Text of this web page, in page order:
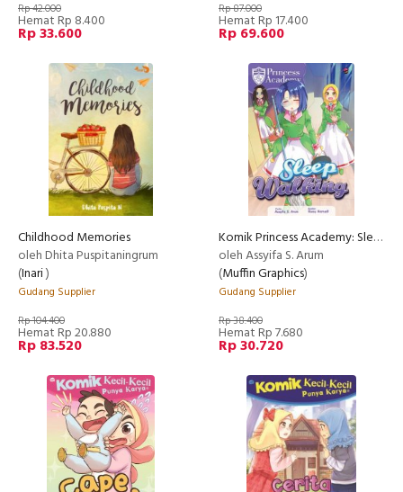
Rp 42.000
Hemat Rp 8.400
Rp 33.600
Rp 87.000
Hemat Rp 17.400
Rp 69.600
Childhood Memories
oleh Dhita Puspitaningrum
(Inari)
Gudang Supplier
Rp 104.400
Hemat Rp 20.880
Rp 83.520
Komik Princess Academy: Sleep Walking (Republished)
oleh Assyifa S. Arum
(Muffin Graphics)
Gudang Supplier
Rp 38.400
Hemat Rp 7.680
Rp 30.720